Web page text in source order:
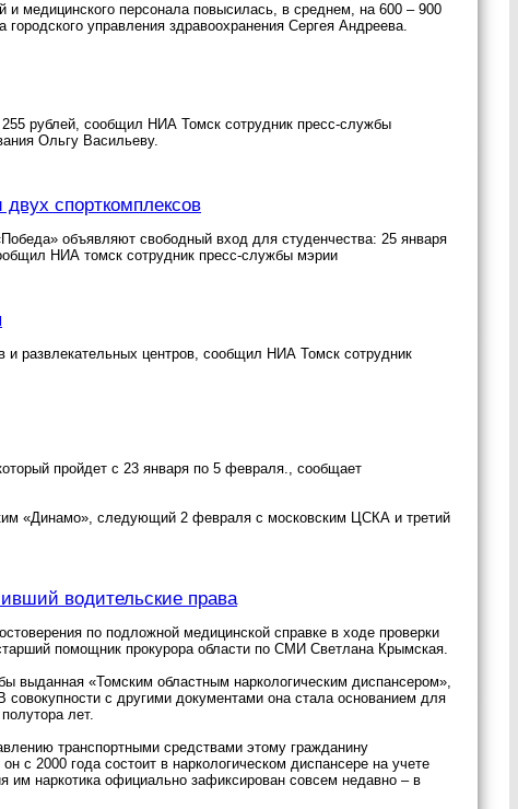
медицинского персонала повысилась, в среднем, на 600 – 900
управления здравоохранения Сергея Андреева.
рублей, сообщил НИА Томск сотрудник пресс-службы
Ольгу Васильеву.
двух спорткомплексов
объявляют свободный вход для студенчества: 25 января
НИА томск сотрудник пресс-службы мэрии
и развлекательных центров, сообщил НИА Томск сотрудник
пройдет с 23 января по 5 февраля., сообщает
«Динамо», следующий 2 февраля с московским ЦСКА и третий
водительские права
по подложной медицинской справке в ходе проверки
помощник прокурора области по СМИ Светлана Крымская.
выданная «Томским областным наркологическим диспансером»,
совокупности с другими документами она стала основанием для
лет.
транспортными средствами этому гражданину
с 2000 года состоит в наркологическом диспансере на учете
им наркотика официально зафиксирован совсем недавно – в